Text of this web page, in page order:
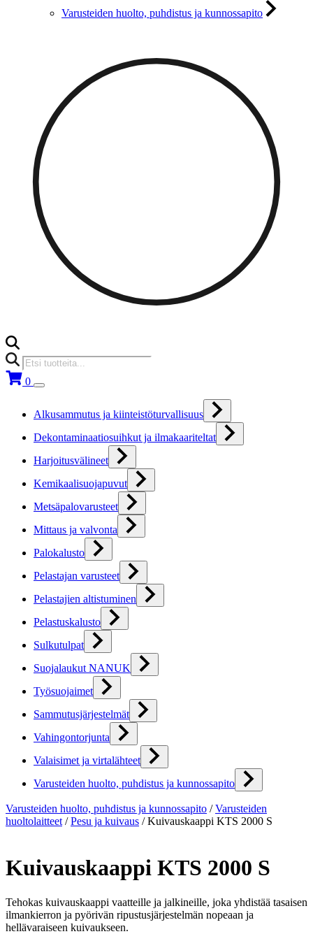
Varusteiden huolto, puhdistus ja kunnossapito
Products
search
0
Alkusammutus ja kiinteistöturvallisuus
Dekontaminaatiosuihkut ja ilmakaariteltat
Harjoitusvälineet
Kemikaalisuojapuvut
Metsäpalovarusteet
Mittaus ja valvonta
Palokalusto
Pelastajan varusteet
Pelastajien altistuminen
Pelastuskalusto
Sulkutulpat
Suojalaukut NANUK
Työsuojaimet
Sammutusjärjestelmät
Vahingontorjunta
Valaisimet ja virtalähteet
Varusteiden huolto, puhdistus ja kunnossapito
Varusteiden huolto, puhdistus ja kunnossapito /Varusteiden
huoltolaitteet /Pesu ja kuivaus /Kuivauskaappi KTS 2000 S
Kuivauskaappi KTS 2000 S
Tehokas kuivauskaappi vaatteille ja jalkineille, joka yhdistää tasaisen
ilmankierron ja pyörivän ripustusjärjestelmän nopeaan ja
hellävaraiseen kuivaukseen.